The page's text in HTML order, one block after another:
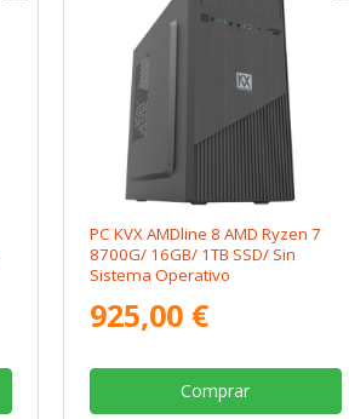
PC KVX AMDline 8 AMD Ryzen 7
8700G/ 16GB/ 1TB SSD/ Sin
Sistema Operativo
925,00 €
Comprar